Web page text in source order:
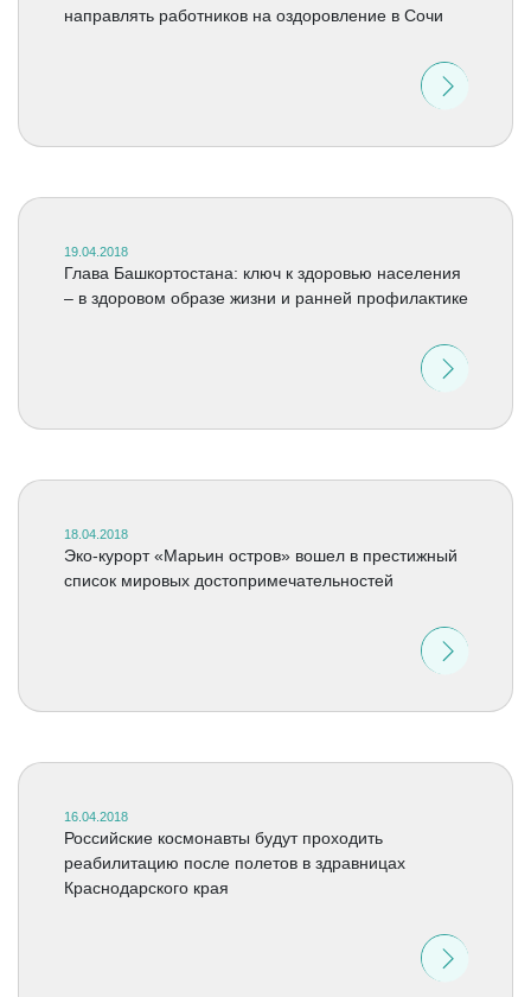
направлять работников на оздоровление в Сочи
19.04.2018
Глава Башкортостана: ключ к здоровью населения
– в здоровом образе жизни и ранней профилактике
18.04.2018
Эко-курорт «Марьин остров» вошел в престижный
список мировых достопримечательностей
16.04.2018
Российские космонавты будут проходить
реабилитацию после полетов в здравницах
Краснодарского края